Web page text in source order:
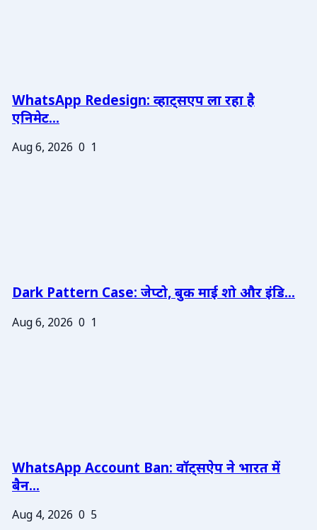
WhatsApp Redesign: व्हाट्सएप ला रहा है
एनिमेट...
Aug 6, 2026 0 1
Dark Pattern Case: जेप्टो, बुक माई शो और इंडि...
Aug 6, 2026 0 1
WhatsApp Account Ban: वॉट्सऐप ने भारत में
बैन...
Aug 4, 2026 0 5